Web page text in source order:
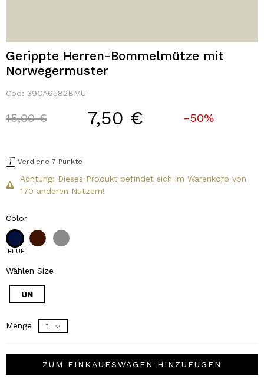
Gerippte Herren-Bommelmütze mit
Norwegermuster
Cod: 39CA6582BMU
Price reduced from
15,00 €to 7,50 € -50%
Verdiene 7 Punkte
Achtung: Dieses Produkt befindet sich im Warenkorb von
170 anderen Nutzern!
Color
BLUE
Wählen Size
UN
Menge
ZUM EINKAUFSWAGEN HINZUFÜGEN